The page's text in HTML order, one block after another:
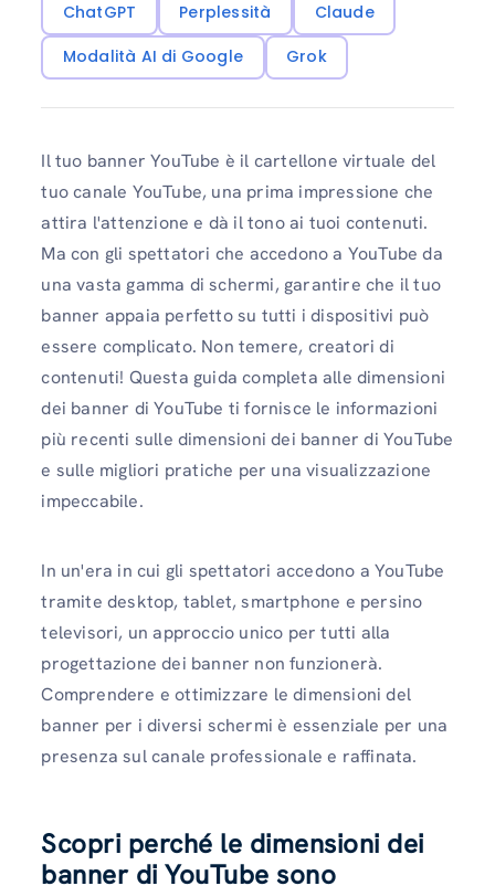
ChatGPT Perplessità
Claude
Modalità AI di Google
Grok
Il tuo banner YouTube è il cartellone virtuale del
tuo canale YouTube, una prima impressione che
attira l'attenzione e dà il tono ai tuoi contenuti.
Ma con gli spettatori che accedono a YouTube da
una vasta gamma di schermi, garantire che il tuo
banner appaia perfetto su tutti i dispositivi può
essere complicato. Non temere, creatori di
contenuti! Questa guida completa alle dimensioni
dei banner di YouTube ti fornisce le informazioni
più recenti sulle dimensioni dei banner di YouTube
e sulle migliori pratiche per una visualizzazione
impeccabile.
In un'era in cui gli spettatori accedono a YouTube
tramite desktop, tablet, smartphone e persino
televisori, un approccio unico per tutti alla
progettazione dei banner non funzionerà.
Comprendere e ottimizzare le dimensioni del
banner per i diversi schermi è essenziale per una
presenza sul canale professionale e raffinata.
Scopri perché le dimensioni dei
banner di YouTube sono